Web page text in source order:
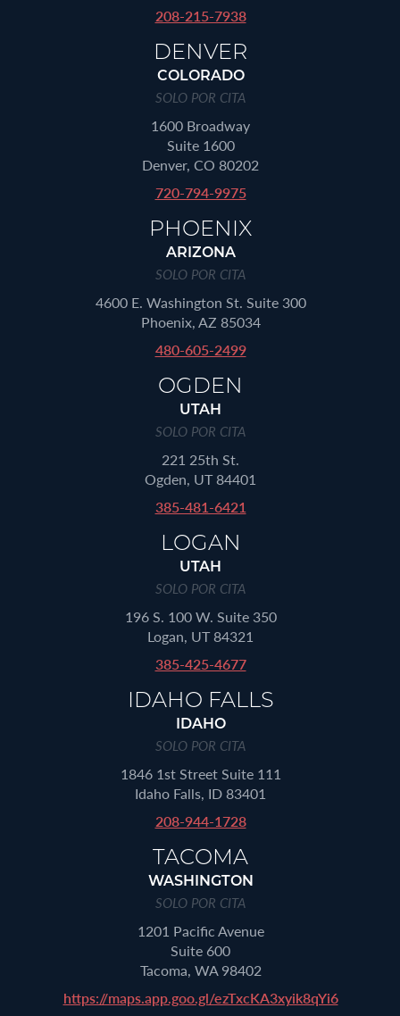
208-215-7938
DENVER
COLORADO
SOLO POR CITA
1600 Broadway
Suite 1600
Denver, CO 80202
720-794-9975
PHOENIX
ARIZONA
SOLO POR CITA
4600 E. Washington St. Suite 300
Phoenix, AZ 85034
480-605-2499
OGDEN
UTAH
SOLO POR CITA
221 25th St.
Ogden, UT 84401
385-481-6421
LOGAN
UTAH
SOLO POR CITA
196 S. 100 W. Suite 350
Logan, UT 84321
385-425-4677
IDAHO FALLS
IDAHO
SOLO POR CITA
1846 1st Street Suite 111
Idaho Falls, ID 83401
208-944-1728
TACOMA
WASHINGTON
SOLO POR CITA
1201 Pacific Avenue
Suite 600
Tacoma, WA 98402
https://maps.app.goo.gl/ezTxcKA3xyik8qYi6